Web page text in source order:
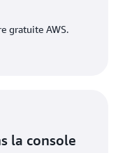
gratuite AWS.
la console